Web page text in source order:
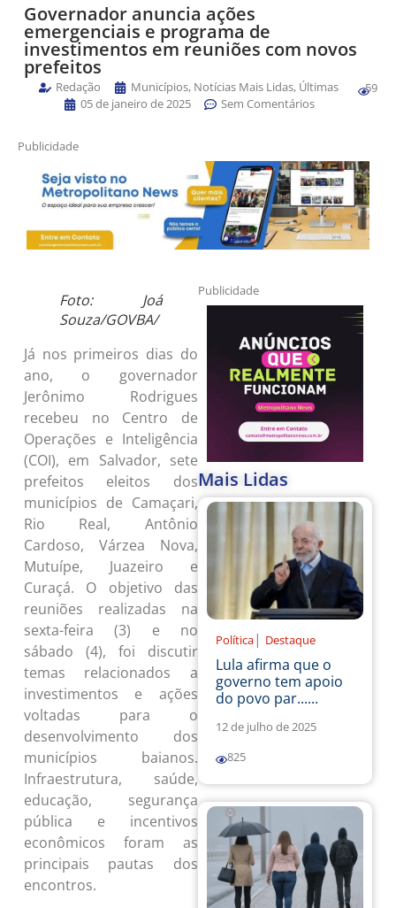
Governador anuncia ações
emergenciais e programa de
investimentos em reuniões com novos
prefeitos
Redação Municípios, Notícias Mais Lidas, Últimas
05 de janeiro de 2025
Sem Comentários
59
Publicidade
Foto: Joá
Souza/GOVBA/
Já nos primeiros dias do
ano, o governador
Jerônimo Rodrigues
recebeu no Centro de
Operações e Inteligência
(COI), em Salvador, sete
prefeitos eleitos dos
municípios de Camaçari,
Rio Real, Antônio
Cardoso, Várzea Nova,
Mutuípe, Juazeiro e
Curaçá. O objetivo das
reuniões realizadas na
sexta-feira (3) e no
sábado (4), foi discutir
temas relacionados a
investimentos e ações
voltadas para o
desenvolvimento dos
municípios baianos.
Infraestrutura, saúde,
educação, segurança
pública e incentivos
econômicos foram as
principais pautas dos
encontros.
Publicidade
Mais Lidas
Política | Destaque
Lula afirma que o
governo tem apoio
do povo par......
12 de julho de 2025
825